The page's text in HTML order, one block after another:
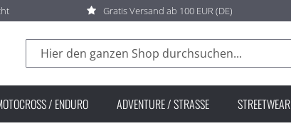
Gratis Versand ab 100 EUR (DE)
Suche
/ ENDURO ADVENTURE / STRASSE STREETWEAR